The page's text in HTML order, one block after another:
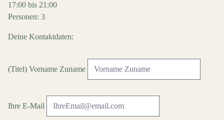
17:00 bis 21:00
Personen: 3
Deine Kontaktdaten:
(Titel) Vorname Zuname
Ihre E-Mail